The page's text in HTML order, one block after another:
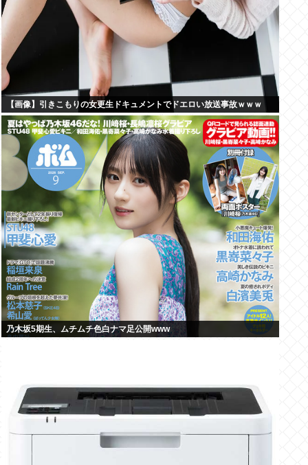
【画像】引きこもりの女更生ドキュメントでドエロい放送事故ｗｗｗ
乃木坂5期生、ムチムチ色白ナマ足公開www